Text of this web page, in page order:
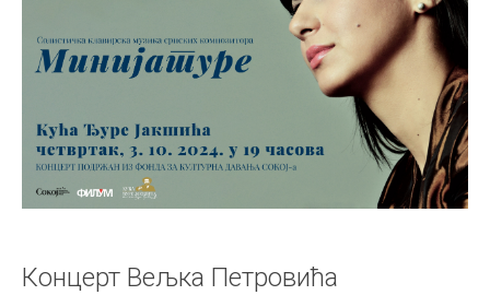
Концерт Вељка Петровића